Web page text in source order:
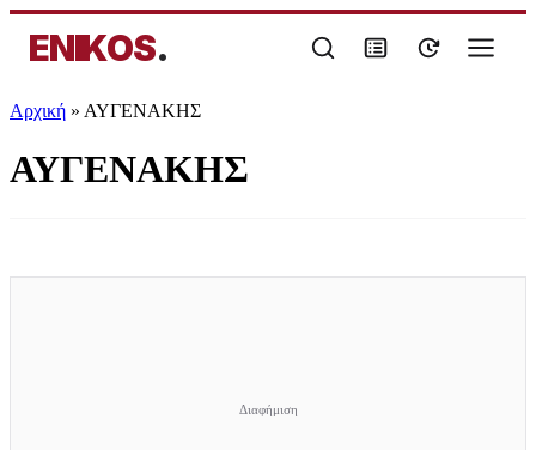
ENIKOS.
Αρχική » ΑΥΓΕΝΑΚΗΣ
ΑΥΓΕΝΑΚΗΣ